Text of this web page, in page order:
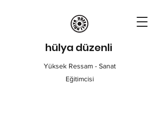
hülya düzenli
Yüksek Ressam - Sanat
Eğitimcisi